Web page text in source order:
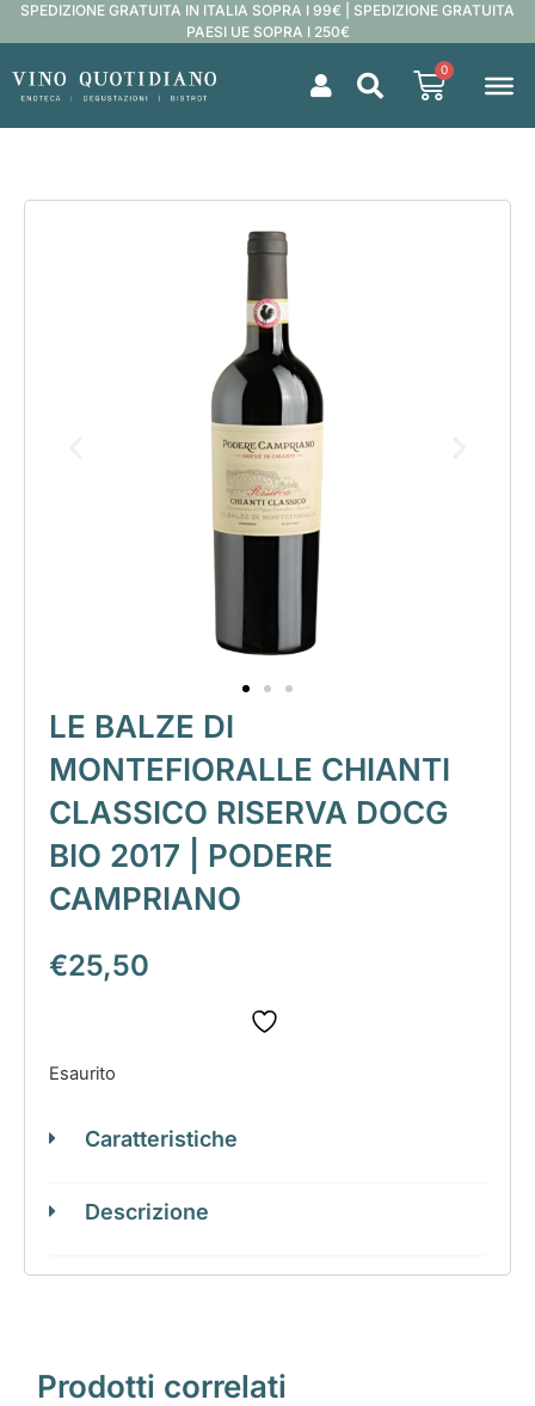
SPEDIZIONE GRATUITA IN ITALIA SOPRA I 99€ | SPEDIZIONE GRATUITA
PAESI UE SOPRA I 250€
0
LE BALZE DI
MONTEFIORALLE CHIANTI
CLASSICO RISERVA DOCG
BIO 2017 | PODERE
CAMPRIANO
€25,50
Esaurito
Caratteristiche
Descrizione
Prodotti correlati